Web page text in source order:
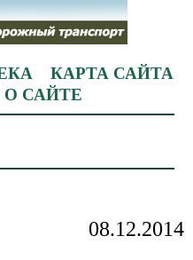
КАРТА САЙТА
О САЙТЕ
08.12.2014